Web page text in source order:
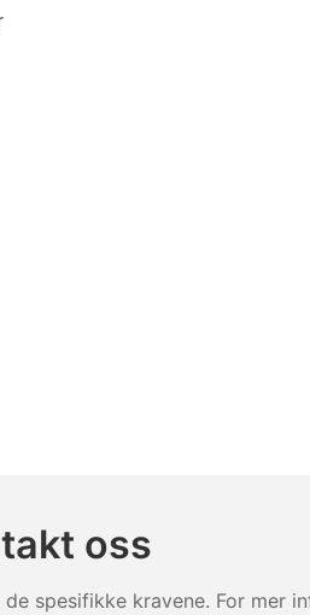
oss
spesifikke kravene. For mer